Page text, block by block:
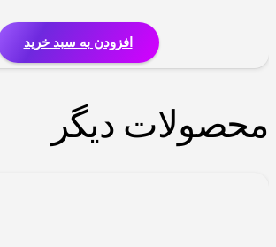
افزودن به سبد خرید
محصولات دیگر